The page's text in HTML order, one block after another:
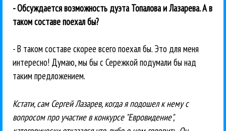
- Обсуждается возможность дуэта Топалова и Лазарева. А в
таком составе поехал бы?
- В таком составе скорее всего поехал бы. Это для меня
интересно! Думаю, мы бы с Сережкой подумали бы над
таким предложением.
Кстати, сам Сергей Лазарев, когда я подошел к нему с
вопросом про участие в конкурсе "Евровидение",